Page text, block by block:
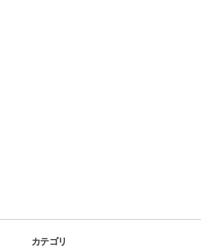
カテゴリ